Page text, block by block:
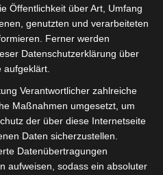
Öffentlichkeit über Art, Umfang
genutzten und verarbeiteten
Ferner werden
Datenschutzerklärung über
aufgeklärt.
Verantwortlicher zahlreiche
Maßnahmen umgesetzt, um
der über diese Internetseite
Daten sicherzustellen.
Datenübertragungen
aufweisen, sodass ein absoluter